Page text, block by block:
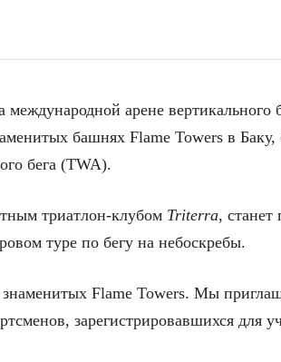
арене вертикального
башнях Flame Towers в
бега (TWA).
триатлон-клубом Triterra,
туре по бегу на небоскребы.
Flame Towers. Мы
зарегистрировавшихся для